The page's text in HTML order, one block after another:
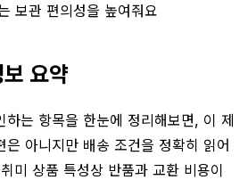
보관 편의성을 높여줘요
요약
하는 항목을 한눈에 정리해보면, 이 제
은 아니지만 배송 조건을 정확히 읽어
미 상품 특성상 반품과 교환 비용이